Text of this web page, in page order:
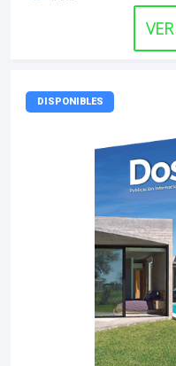
DISPONIBLES